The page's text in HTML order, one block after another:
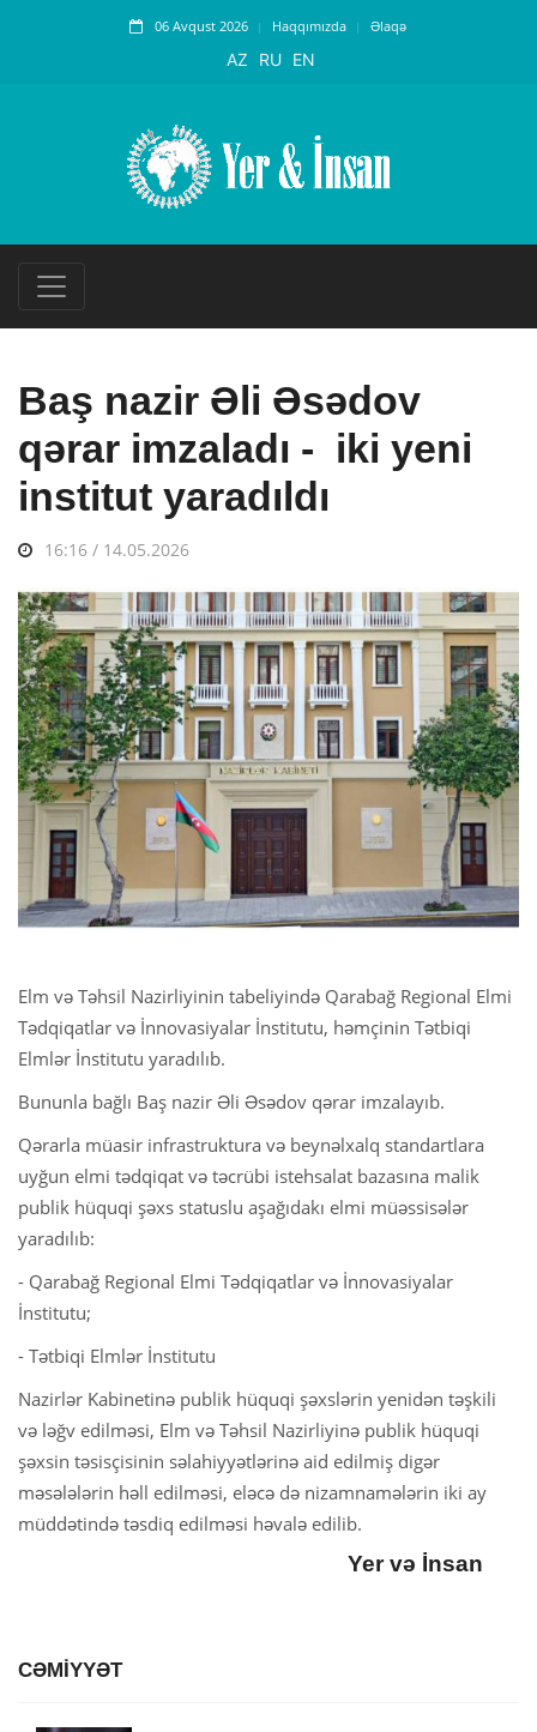
06 Avqust 2026 Haqqımızda Əlaqə
AZ RU EN
Baş nazir Əli Əsədov
qərar imzaladı - iki yeni
institut yaradıldı
16:16 / 14.05.2026
Elm və Təhsil Nazirliyinin tabeliyində Qarabağ Regional Elmi
Tədqiqatlar və İnnovasiyalar İnstitutu, həmçinin Tətbiqi
Elmlər İnstitutu yaradılıb.
Bununla bağlı Baş nazir Əli Əsədov qərar imzalayıb.
Qərarla müasir infrastruktura və beynəlxalq standartlara
uyğun elmi tədqiqat və təcrübi istehsalat bazasına malik
publik hüquqi şəxs statuslu aşağıdakı elmi müəssisələr
yaradılıb:
- Qarabağ Regional Elmi Tədqiqatlar və İnnovasiyalar
İnstitutu;
- Tətbiqi Elmlər İnstitutu
Nazirlər Kabinetinə publik hüquqi şəxslərin yenidən təşkili
və ləğv edilməsi, Elm və Təhsil Nazirliyinə publik hüquqi
şəxsin təsisçisinin səlahiyyətlərinə aid edilmiş digər
məsələlərin həll edilməsi, eləcə də nizamnamələrin iki ay
müddətində təsdiq edilməsi həvalə edilib.
Yer və İnsan
CƏMİYYƏT